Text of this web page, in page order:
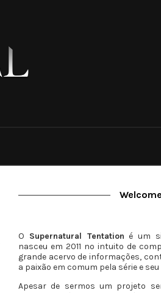
Welcome
O Supernatural Tentation é um
nasceu em 2011 no intuito de
grande acervo de informações,
a paixão em comum pela série e seu
Apesar de sermos um projeto